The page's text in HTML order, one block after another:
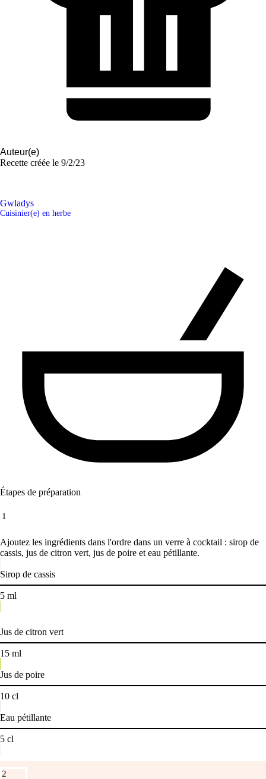
Auteur(e)
Recette créée le 9/2/23
Gwladys
Cuisinier(e) en herbe
Étapes de préparation
1
Ajoutez les ingrédients dans l'ordre dans un verre à cocktail : sirop de
cassis, jus de citron vert, jus de poire et eau pétillante.
Sirop de cassis
5 ml
Jus de citron vert
15 ml
Jus de poire
10 cl
Eau pétillante
5 cl
2